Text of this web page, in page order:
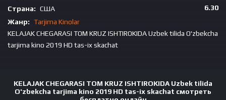
6.30
Страна: США
Жанр: Tarjima Kinolar
KELAJAK CHEGARASI TOM KRUZ ISHTIROKIDA Uzbek tilida O'zbekcha
tarjima kino 2019 HD tas-ix skachat
KELAJAK CHEGARASI TOM KRUZ ISHTIROKIDA Uzbek tilida
O'zbekcha tarjima kino 2019 HD tas-ix skachat смотреть